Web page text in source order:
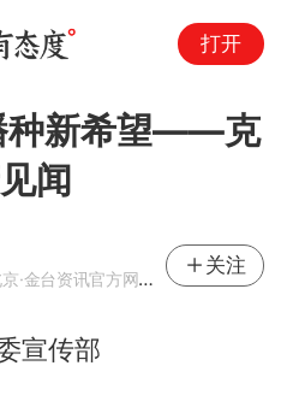
打开
种新希望——克
闻
京·金台资讯官方网易号
关注
宣传部